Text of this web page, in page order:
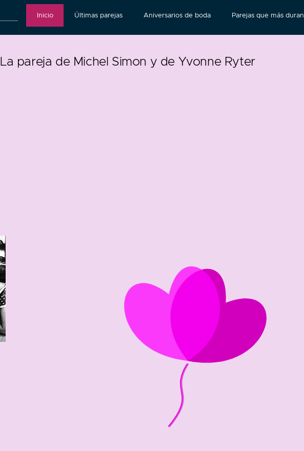
Inicio Últimas parejas Aniversarios de boda Parejas que más duran
La pareja de Michel Simon y de Yvonne Ryter